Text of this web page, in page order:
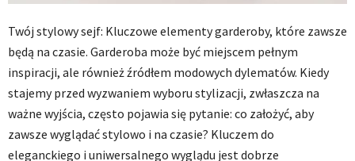
Twój stylowy sejf: Kluczowe elementy garderoby, które zawsze
będą na czasie. Garderoba może być miejscem pełnym
inspiracji, ale również źródłem modowych dylematów. Kiedy
stajemy przed wyzwaniem wyboru stylizacji, zwłaszcza na
ważne wyjścia, często pojawia się pytanie: co założyć, aby
zawsze wyglądać stylowo i na czasie? Kluczem do
eleganckiego i uniwersalnego wyglądu jest dobrze